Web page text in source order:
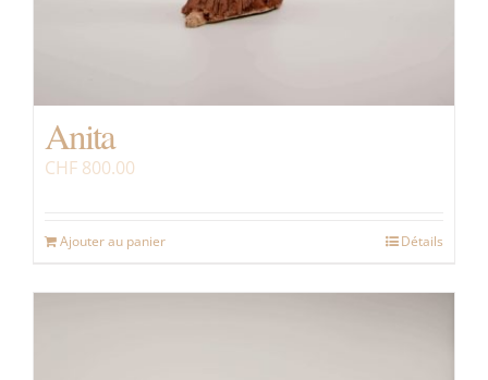
Anita
CHF 800.00
Ajouter au panier Détails